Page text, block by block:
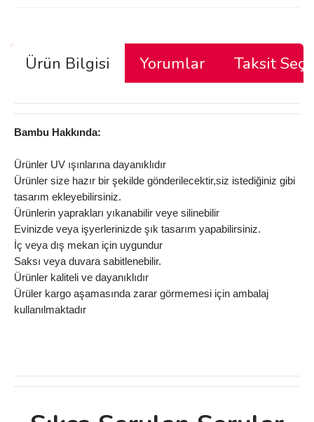
Ürün Bilgisi Yorumlar Taksit
Bambu Hakkında:
Ürünler UV ışınlarına dayanıklıdır
Ürünler size hazır bir şekilde gönderilecektir,siz istediğiniz gibi
tasarım ekleyebilirsiniz.
Ürünlerin yaprakları yıkanabilir veye silinebilir
Evinizde veya işyerlerinizde şık tasarım yapabilirsiniz.
İç veya dış mekan için uygundur
Saksı veya duvara sabitlenebilir.
Ürünler kaliteli ve dayanıklıdır
Ürüler kargo aşamasında zarar görmemesi için ambalaj
kullanılmaktadır